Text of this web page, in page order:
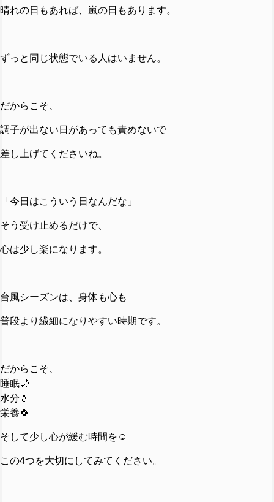
晴れの日もあれば、嵐の日もあります。
ずっと同じ状態でいる人はいません。
だからこそ、
調子が出ない日があっても責めないで
差し上げてくださいね。
「今日はこういう日なんだな」
そう受け止めるだけで、
心は少し楽になります。
台風シーズンは、 身体も心も
普段より繊細になりやすい時期です。
だからこそ、
睡眠🌙
水分💧
栄養🍀
そして少し心が緩む時間を☺️
この4つを大切にしてみてください。